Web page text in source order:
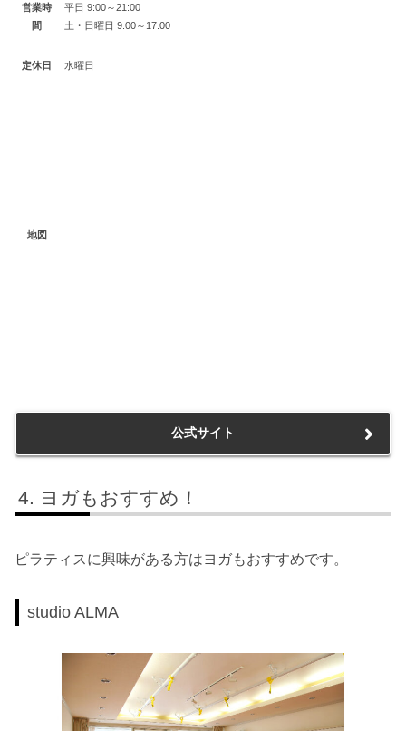
営業時
間
平日 9:00～21:00
土・日曜日 9:00～17:00
定休日 水曜日
地図
公式サイト
ヨガもおすすめ！
ピラティスに興味がある方はヨガもおすすめです。
studio ALMA